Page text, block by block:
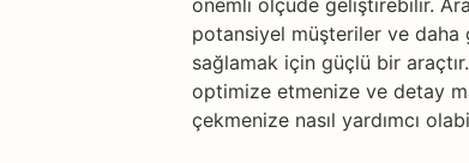
önemli ölçüde geliştirebilir.
potansiyel müşteriler ve
sağlamak için güçlü bir
optimize etmenize ve detay
çekmenize nasıl yardımcı